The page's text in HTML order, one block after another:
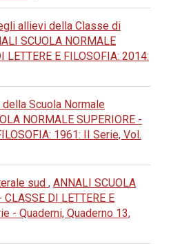
allievi della Classe di
SCUOLA NORMALE
LETTERE E FILOSOFIA: 2014:
Scuola Normale
NORMALE SUPERIORE -
1961: II Serie, Vol.
sud , ANNALI SCUOLA
DI LETTERE E
- Quaderni, Quaderno 13,